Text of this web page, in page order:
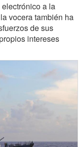
a la
vocera también ha
de sus
intereses